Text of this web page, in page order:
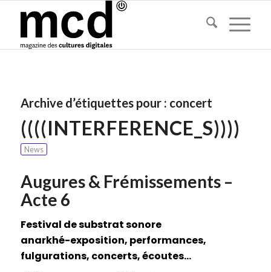
Archive d’étiquettes pour : concert
((((INTERFERENCE_S))))
News
Augures & Frémissements –
Acte 6
Festival de substrat sonore
anarkhé-exposition, performances,
fulgurations, concerts, écoutes…